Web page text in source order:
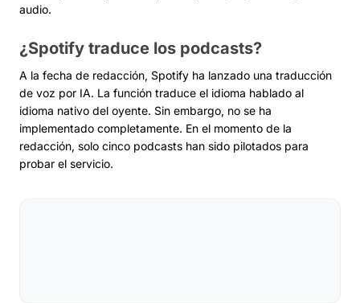
audio.
¿Spotify traduce los podcasts?
A la fecha de redacción, Spotify ha lanzado una traducción
de voz por IA. La función traduce el idioma hablado al
idioma nativo del oyente. Sin embargo, no se ha
implementado completamente. En el momento de la
redacción, solo cinco podcasts han sido pilotados para
probar el servicio.